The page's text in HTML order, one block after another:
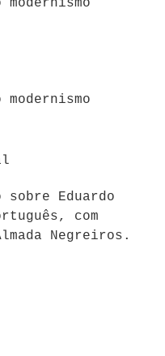
Eduardo
com
Negreiros.